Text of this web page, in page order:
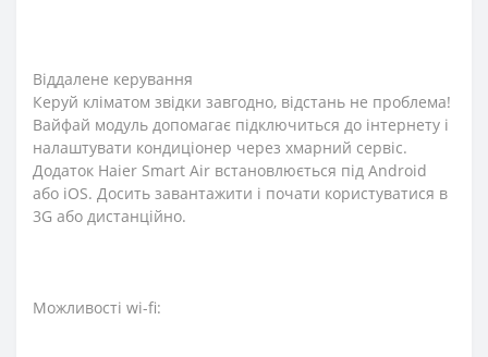
Віддалене керування
Керуй кліматом звідки завгодно, відстань не проблема!
Вайфай модуль допомагає підключиться до інтернету і
налаштувати кондиціонер через хмарний сервіс.
Додаток Haier Smart Air встановлюється під Android
або iOS. Досить завантажити і почати користуватися в
3G або дистанційно.
Можливості wi-fi: